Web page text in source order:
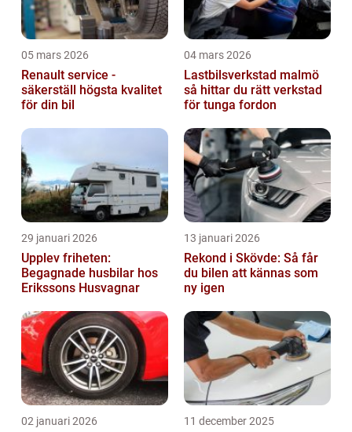
05 mars 2026
Renault service -
säkerställ högsta kvalitet
för din bil
04 mars 2026
Lastbilsverkstad malmö
så hittar du rätt verkstad
för tunga fordon
29 januari 2026
Upplev friheten:
Begagnade husbilar hos
Erikssons Husvagnar
13 januari 2026
Rekond i Skövde: Så får
du bilen att kännas som
ny igen
02 januari 2026 11 december 2025